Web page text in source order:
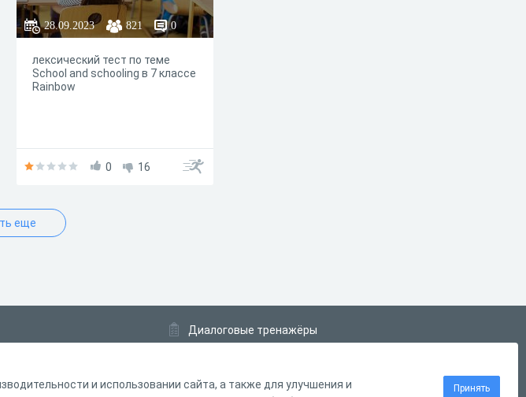
28.09.2023 821 0
лексический тест по теме
School and schooling в 7 классе
Rainbow
0 16
еще
Диалоговые тренажёры
Система Дистанционного Обучения
и использовании сайта, а также для улучшения и
Принять